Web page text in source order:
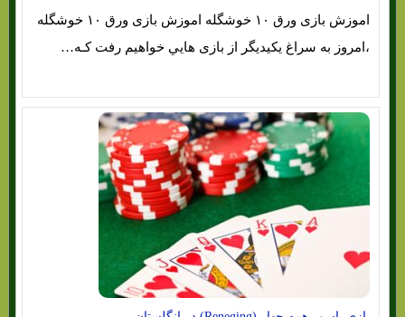
اموزش بازی ورق ۱۰ خوشگله اموزش بازی ورق ۱۰ خوشگله
،امروز به سراغ یکیدیگر از بازی هایي خوا‌هیم رفت کـه…